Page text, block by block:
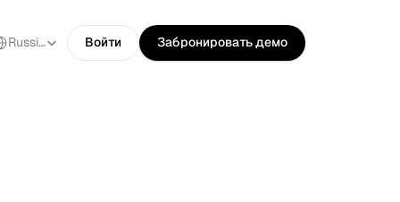
Russian Войти Забронировать демо